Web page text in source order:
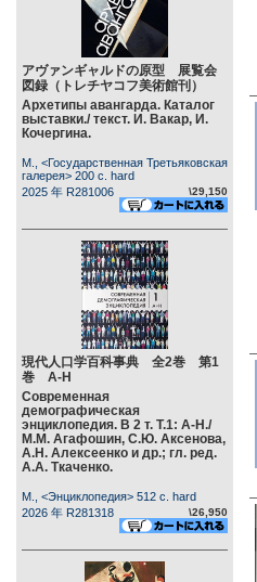
アヴァンギャルドの原型 展覧会
図録（トレチヤコフ美術館刊）
Архетипы авангарда. Каталог
выставки./ текст. И. Вакар, И.
Кочергина.
М., <Государственная Третьяковская
галерея> 200 c. hard
2025 年 R281006
\29,150
現代人口学百科事典 全2巻 第1
巻 А-Н
Современная
демографическая
энциклопедия. В 2 т. Т.1: А-Н./
М.М. Агафошин, С.Ю. Аксенова,
А.Н. Алексеенко и др.; гл. ред.
А.А. Ткаченко.
М., <Энциклопедия> 512 c. hard
2026 年 R281318
\26,950